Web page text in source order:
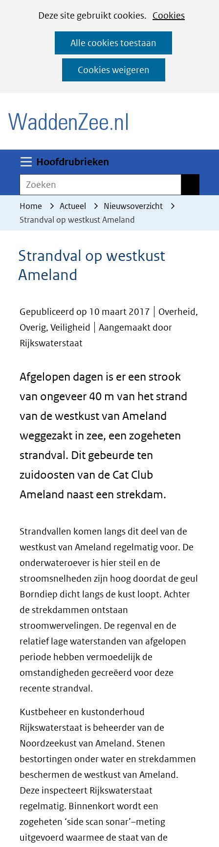
CookiesDeze site gebruikt cookies. Cookies
deze
worden
toegestaan
geweigerd.
Alle cookies toestaan
Cookies weigeren
Ga
naar
de
inhoud
Hoofdrubrieken
Zoeken
Home Actueel
Nieuwsoverzicht
Strandval op westkust Ameland
Strandval op westkust
Ameland
Gepubliceerd op 10 maart 2017
Overheid,
Overig, Veiligheid
Aangemaakt door
Rijkswaterstaat
Afgelopen dagen is er een strook
van ongeveer 40 m van het strand
van de westkust van Ameland
weggezakt in zee, een zogeheten
strandval. Dit gebeurde ten
zuidoosten van de Cat Club
Ameland naast een strekdam.
Strandvallen komen langs dit deel van de
westkust van Ameland regelmatig voor. De
onderwateroever is hier steil en de
stroomsnelheden zijn hoog doordat de geul
Borndiep dicht langs de kust loopt. Achter
de strekdammen ontstaan
stroomwervelingen. De regenval en de
relatief lage waterstanden van afgelopen
periode hebben vermoedelijk de
omstandigheden gecreëerd voor deze
recente strandval.
Kustbeheer en kustonderhoud
Rijkswaterstaat is beheerder van de
Noordzeekust van Ameland. Stenen
bestortingen onder water en strekdammen
beschermen de westkust van Ameland.
Deze inspecteert Rijkswaterstaat
regelmatig. Binnenkort wordt een
zogeheten ‘side scan sonar’–meting
uitgevoerd waarmee de staat van de